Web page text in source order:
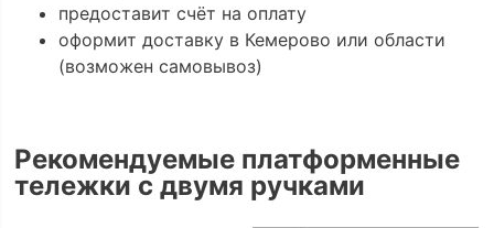
предоставит счёт на оплату
оформит доставку в Кемерово или области
(возможен самовывоз)
Рекомендуемые платформенные
тележки с двумя ручками